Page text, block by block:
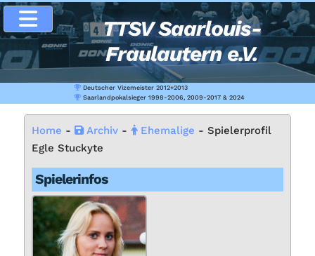
TTSV Saarlouis-
Fraulautern e.V.
Deutscher Vizemeister 2012+2013
Saarlandpokalsieger 1998-2006, 2009-2017 & 2024
Home - Ar­chiv- Ehe­ma­li­ge - Spie­ler­pro­fil
Eg­le Stu­cky­te
Spie­ler­in­fos